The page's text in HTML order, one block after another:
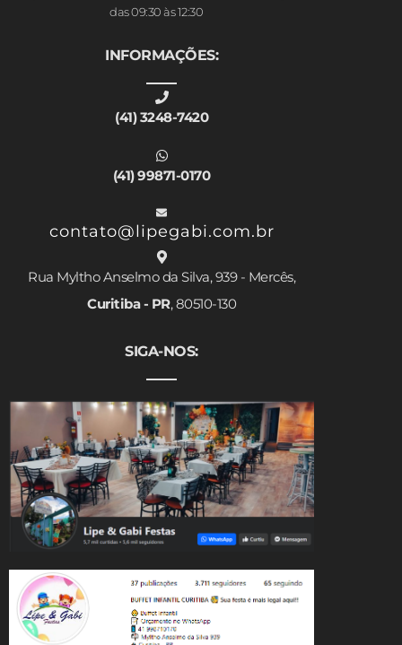
das 09:30 às 12:30
INFORMAÇÕES:
(41) 3248-7420
(41) 99871-0170
contato@lipegabi.com.br
Rua Myltho Anselmo da Silva, 939 - Mercês,
Curitiba - PR, 80510-130
SIGA-NOS: